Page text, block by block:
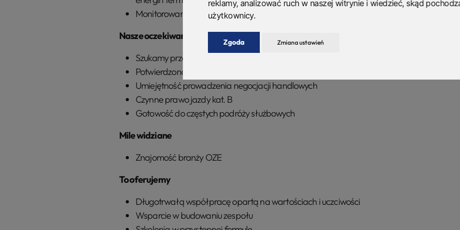
reklamy, analizować ruch w naszej witrynie i wiedzieć, skąd
użytkownicy.
Zgoda Zmiana ustawień
Monitorowanie trendów na rynku OZE
Nasze oczekiwania
Szukamy przede wszystkim osób z doświadczeniem sprzedażowym
Potwierdzona umiejętność zarządzania zespołem sprzedaży
Umiejętność prowadzenia negocjacji handlowych
Czynne prawo jazdy kat. B
Gotowość do częstych podróży służbowych
Mile widziane
Znajomość branży OZE
To oferujemy
Długotrwałą współpracę opartą na wartościach i uczciwości
Wsparcie w budowaniu zespołu